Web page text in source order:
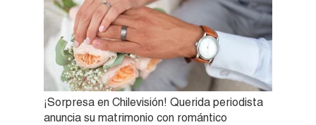
¡Sorpresa en Chilevisión! Querida periodista
anuncia su matrimonio con romántico